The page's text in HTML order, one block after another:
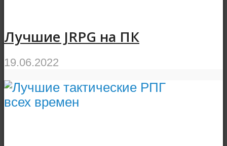
Лучшие JRPG на ПК
19.06.2022